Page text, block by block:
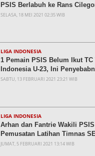
PSIS Berlabuh ke Rans
SELASA, 18 MEI 2021 02:35 WIB
LIGA INDONESIA
1 Pemain PSIS Belum Ikut TC
Indonesia U-23, Ini
SABTU, 13 FEBRUARI 2021 23:21 WIB
LIGA INDONESIA
Arhan dan Fantrie Wakili
Pemusatan Latihan Timnas
JUMAT, 5 FEBRUARI 2021 13:14 WIB